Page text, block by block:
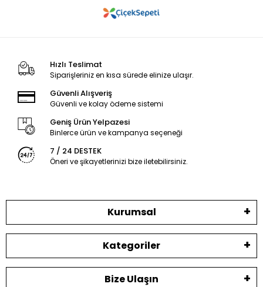
Hızlı Teslimat
Siparişleriniz en kısa sürede elinize ulaşır.
Güvenli Alışveriş
Güvenli ve kolay ödeme sistemi
Geniş Ürün Yelpazesi
Binlerce ürün ve kampanya seçeneği
7 / 24 DESTEK
Öneri ve şikayetlerinizi bize iletebilirsiniz.
Kurumsal
Kategoriler
Bize Ulaşın